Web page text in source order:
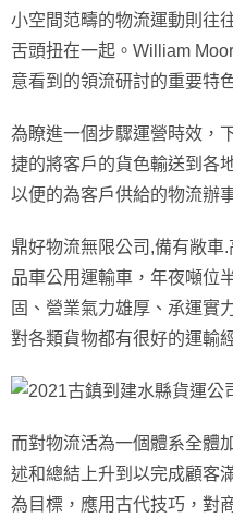
小空間范疇的物流運動則往
舌頭扭在一起。William
意看到的領流研討的重要特
為瞭進一個步驟運營時效，
捷的將客戶的貨色輸送到各
以便的為客戶供給的物流辦
鼎好物流無限公司,備有敞車
品車公用運輸車，年夜噸位
固、營業氣力雄厚、承運實
對各類貨物都有很好的運輸
而對物流活為一個體系全體
述和總結上升到以完成顧客
為目標，應用古代技巧，對